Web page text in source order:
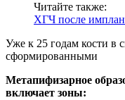
Читайте также:
ХГЧ после
Уже к 25 годам кости в
сформированными
Метапифизарное
включает зоны: